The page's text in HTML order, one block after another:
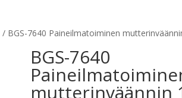
/ BGS-7640 Paineilmatoiminen
BGS-7640
mutterinväännin